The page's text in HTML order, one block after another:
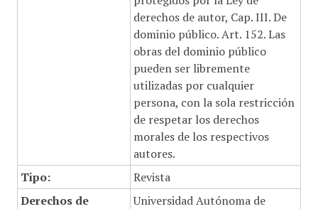
derechos de autor, Cap. III. De
dominio público. Art. 152. Las
obras del dominio público
pueden ser libremente
utilizadas por cualquier
persona, con la sola restricción
de respetar los derechos
morales de los respectivos
autores.
Tipo:
Revista
Derechos de
Universidad Autónoma de